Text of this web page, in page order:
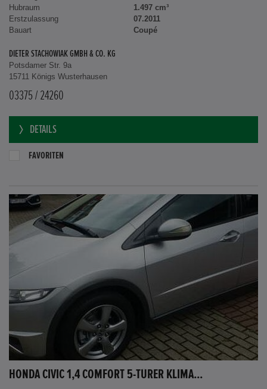
Hubraum
1.497 cm³
Erstzulassung
07.2011
Bauart
Coupé
DIETER STACHOWIAK GMBH & CO. KG
Potsdamer Str. 9a
15711 Königs Wusterhausen
03375 / 24260
DETAILS
FAVORITEN
HONDA CIVIC 1,4 COMFORT 5-TÜRER KLIMA...